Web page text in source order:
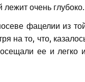
очень глубоко.
фацелии из
на то, что,
ее и легко